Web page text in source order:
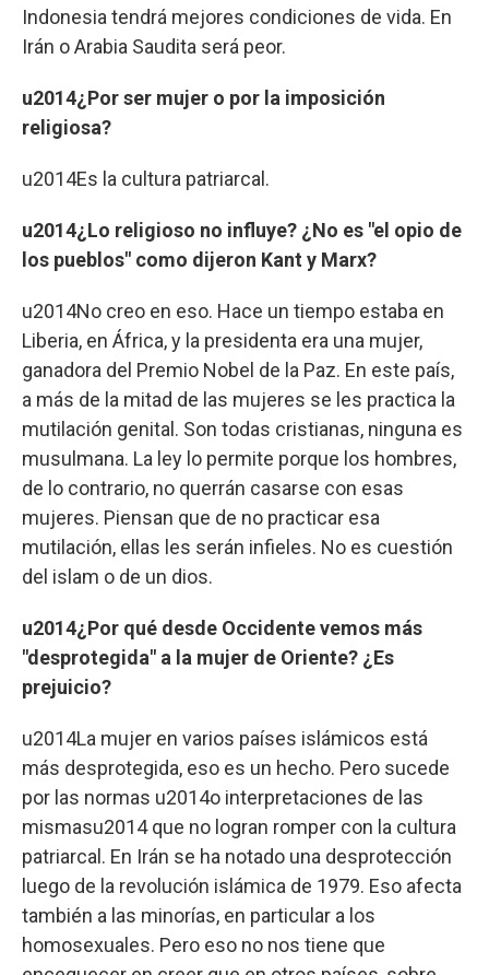
Indonesia tendrá mejores condiciones de vida. En
Irán o Arabia Saudita será peor.
u2014¿Por ser mujer o por la imposición
religiosa?
u2014Es la cultura patriarcal.
u2014¿Lo religioso no influye? ¿No es "el opio de
los pueblos" como dijeron Kant y Marx?
u2014No creo en eso. Hace un tiempo estaba en
Liberia, en África, y la presidenta era una mujer,
ganadora del Premio Nobel de la Paz. En este país,
a más de la mitad de las mujeres se les practica la
mutilación genital. Son todas cristianas, ninguna es
musulmana. La ley lo permite porque los hombres,
de lo contrario, no querrán casarse con esas
mujeres. Piensan que de no practicar esa
mutilación, ellas les serán infieles. No es cuestión
del islam o de un dios.
u2014¿Por qué desde Occidente vemos más
"desprotegida" a la mujer de Oriente? ¿Es
prejuicio?
u2014La mujer en varios países islámicos está
más desprotegida, eso es un hecho. Pero sucede
por las normas u2014o interpretaciones de las
mismasu2014 que no logran romper con la cultura
patriarcal. En Irán se ha notado una desprotección
luego de la revolución islámica de 1979. Eso afecta
también a las minorías, en particular a los
homosexuales. Pero eso no nos tiene que